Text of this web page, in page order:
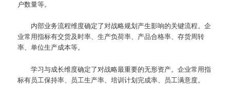
户数量等。
内部业务流程维度确定了对战略规划产生影响的关键流程。企
业常用指标有交货及时率、生产负荷率、产品合格率、存货周转
率、单位生产成本等。
学习与成长维度确定了对战略最重要的无形资产。企业常用指
标有员工保持率、员工生产率、培训计划完成率、员工满意度。